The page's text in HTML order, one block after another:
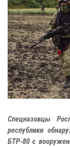
Спецназовцы
республики
БТР-80 с